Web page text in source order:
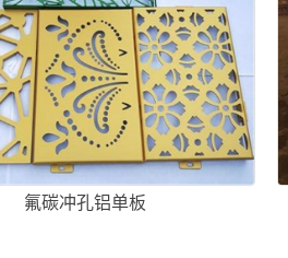
氟碳冲孔铝单板